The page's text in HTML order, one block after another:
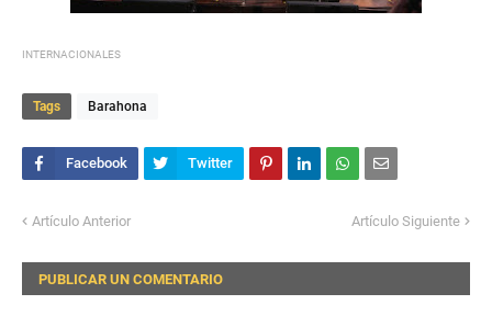
INTERNACIONALES
Tags Barahona
Artículo Anterior Artículo Siguiente
PUBLICAR UN COMENTARIO